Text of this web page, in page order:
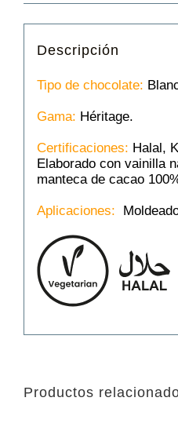
Descripción
Tipo de chocolate:
Gama: Héritage.
Certificaciones: Halal,
Elaborado con vainilla
manteca de cacao
Aplicaciones:
Productos